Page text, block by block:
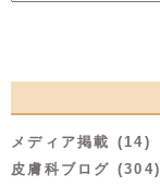
メディア掲載 (14)
皮膚科ブログ (304)